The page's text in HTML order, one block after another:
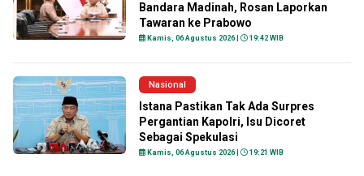
Bandara Madinah, Rosan Laporkan
Tawaran ke Prabowo
Kamis, 06 Agustus 2026 | 19:42 WIB
Nasional
Istana Pastikan Tak Ada Surpres
Pergantian Kapolri, Isu Dicoret
Sebagai Spekulasi
Kamis, 06 Agustus 2026 | 19:21 WIB